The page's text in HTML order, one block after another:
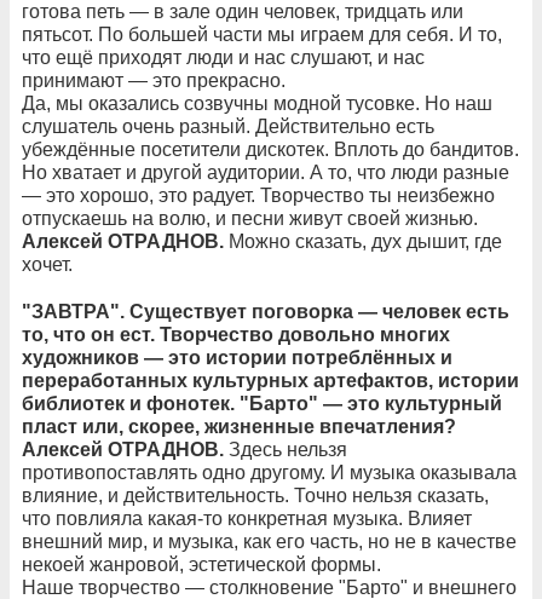
готова петь — в зале один человек, тридцать или
пятьсот. По большей части мы играем для себя. И то,
что ещё приходят люди и нас слушают, и нас
принимают — это прекрасно.
Да, мы оказались созвучны модной тусовке. Но наш
слушатель очень разный. Действительно есть
убеждённые посетители дискотек. Вплоть до бандитов.
Но хватает и другой аудитории. А то, что люди разные
— это хорошо, это радует. Творчество ты неизбежно
отпускаешь на волю, и песни живут своей жизнью.
Алексей ОТРАДНОВ. Можно сказать, дух дышит, где
хочет.
"ЗАВТРА". Существует поговорка — человек есть
то, что он ест. Творчество довольно многих
художников — это истории потреблённых и
переработанных культурных артефактов, истории
библиотек и фонотек. "Барто" — это культурный
пласт или, скорее, жизненные впечатления?
Алексей ОТРАДНОВ. Здесь нельзя
противопоставлять одно другому. И музыка оказывала
влияние, и действительность. Точно нельзя сказать,
что повлияла какая-то конкретная музыка. Влияет
внешний мир, и музыка, как его часть, но не в качестве
некоей жанровой, эстетической формы.
Наше творчество — столкновение "Барто" и внешнего